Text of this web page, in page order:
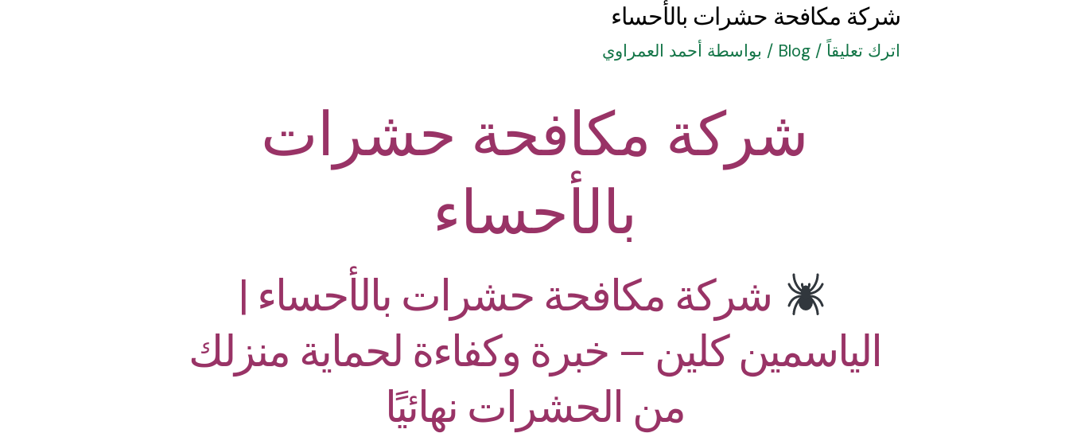
شركة مكافحة حشرات بالأحساء
اترك تعليقاً /
Blog / بواسطة أحمد العمراوي
شركة مكافحة حشرات
بالأحساء
شركة مكافحة حشرات بالأحساء |
الياسمين كلين – خبرة وكفاءة لحماية منزلك
من الحشرات نهائيًا